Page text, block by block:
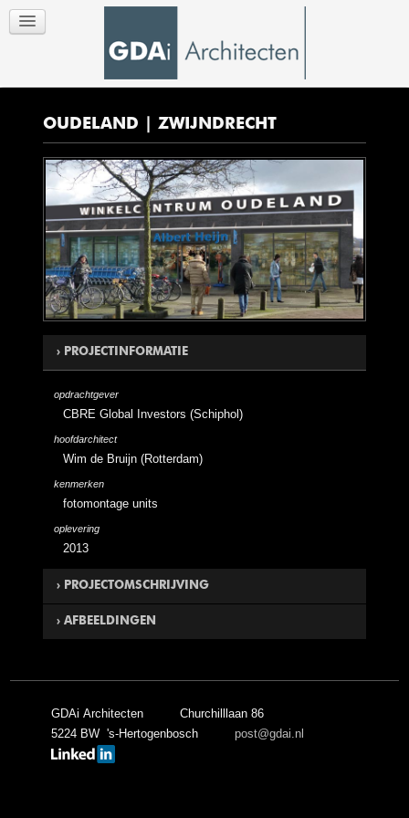
OUDELAND | ZWIJNDRECHT
PROJECTINFORMATIE
opdrachtgever
CBRE Global Investors (Schiphol)
hoofdarchitect
Wim de Bruijn (Rotterdam)
kenmerken
fotomontage units
oplevering
2013
PROJECTOMSCHRIJVING
GDAi Architecten vervaardigde voor de renovatie en
uitbreiding bestaand winkelcentrum Oudeland een groot
al in een vroeg stadium inzichtelijk was voor de
Een veertiental winkeluntits is in beeld gebracht middels
fotomontage beelden.
AFBEELDINGEN
GDAi Architecten
Churchilllaan 86
5224 BW 's-Hertogenbosch